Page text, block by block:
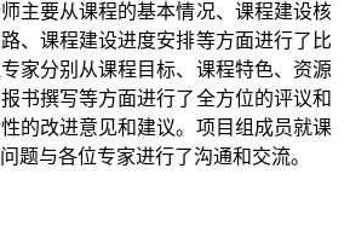
主要从课程的基本情况、课程建设核
、课程建设进度安排等方面进行了 比
家分别从课程目标、课程特色、资源
书撰写等方面进行了全方位的评议和
的改进意见和建议。项目组成员就课
题与各位专家进行了沟通和交流。